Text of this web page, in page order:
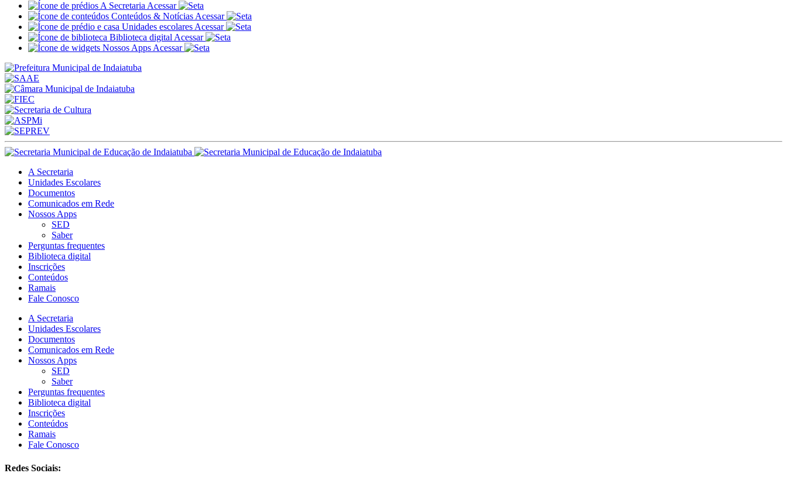
A Secretaria Acessar
Conteúdos & Notícias Acessar
Unidades escolares Acessar
Biblioteca digital Acessar
Nossos Apps Acessar
A Secretaria
Unidades Escolares
Documentos
Comunicados em Rede
Nossos Apps
SED
Saber
Perguntas frequentes
Biblioteca digital
Inscrições
Conteúdos
Ramais
Fale Conosco
A Secretaria
Unidades Escolares
Documentos
Comunicados em Rede
Nossos Apps
SED
Saber
Perguntas frequentes
Biblioteca digital
Inscrições
Conteúdos
Ramais
Fale Conosco
Redes Sociais: